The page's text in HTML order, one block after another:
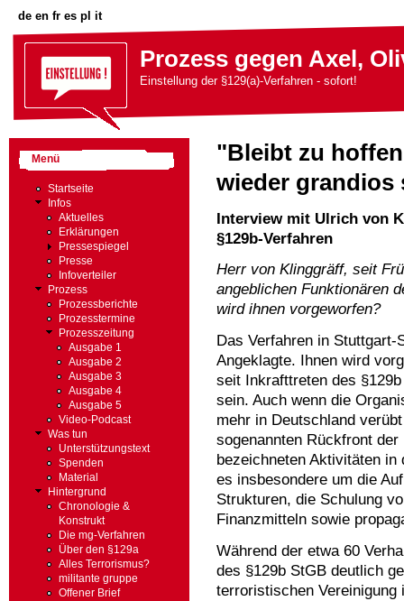
de en fr es pl it
Prozess gegen Axel,
Einstellung der §129(a)-Verfahren - sofort!
"Bleibt zu
wieder grandios
Interview mit Ulrich von
§129b-Verfahren
Herr von Klinggräff, seit
angeblichen Funktionären
wird ihnen vorgeworfen?
Das Verfahren in
Angeklagte. Ihnen wird
seit Inkrafttreten des
sein. Auch wenn die
mehr in Deutschland
sogenannten Rückfront
bezeichneten Aktivitäten
es insbesondere um die
Strukturen, die Schulung
Finanzmitteln sowie
Während der etwa 60
des §129b StGB deutlich
terroristischen
Menü
Startseite
Infos
Aktuelles
Erklärungen
Pressespiegel
Presse
Infoverteiler
Prozess
Prozessberichte
Prozesstermine
Prozesszeitung
Ausgabe 1
Ausgabe 2
Ausgabe 3
Ausgabe 4
Ausgabe 5
Video-Podcast
Was tun
Unterstützungstext
Spenden
Material
Hintergrund
Chronologie &
Konstrukt
Die mg-Verfahren
Über den §129a
Alles Terrorismus?
militante gruppe
Offener Brief